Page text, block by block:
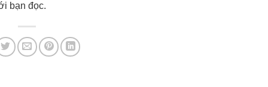
bạn đọc.